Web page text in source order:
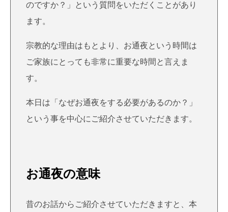
のですか？」という質問をいただくことがあり
ます。
宗教的な理由はもとより、お通夜という時間は
ご家族にとっても非常に重要な時間と言えま
す。
本日は「なぜお通夜をする必要があるのか？」
という事を中心にご紹介させていただきます。
お通夜の意味
昔のお話からご紹介させていただきますと、本